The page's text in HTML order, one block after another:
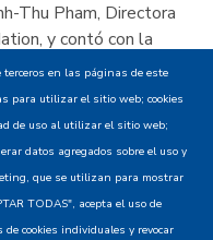
Thu Pham, Directora
y contó con la
Embajador y
para las Naciones
de Finanzas,
de Cabo Verde, y el
Estado de Finanzas y
terceros en las páginas de este
para utilizar el sitio web; cookies
de uso al utilizar el sitio web;
datos agregados sobre el uso y
que se utilizan para mostrar
TODAS", acepta el uso de
cookies individuales y revocar